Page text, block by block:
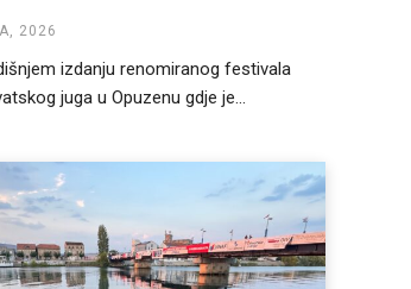
2026
juga u Opuzenu gdje je...